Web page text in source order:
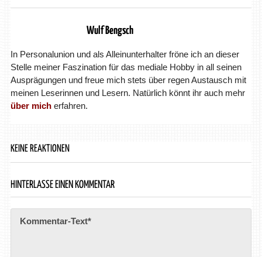
Wulf Bengsch
In Personalunion und als Alleinunterhalter fröne ich an dieser
Stelle meiner Faszination für das mediale Hobby in all seinen
Ausprägungen und freue mich stets über regen Austausch mit
meinen Leserinnen und Lesern. Natürlich könnt ihr auch mehr
über micherfahren.
KEINE REAKTIONEN
HINTERLASSE EINEN KOMMENTAR